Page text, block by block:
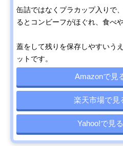
缶詰ではなくプラカップ入りで
るとコンビーフがほぐれ、食べ
蓋をして残りを保存しやすいう
ットです。
Amazonで見
楽天市場で見
Yahoo!で見